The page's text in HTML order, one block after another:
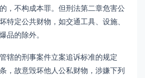
，不构成本罪。但刑法第二章危害公
特定公共财物，如交通工具、设施、
品的除外。
辖的刑事案件立案追诉标准的规定
，故意毁坏他人公私财物，涉嫌下列